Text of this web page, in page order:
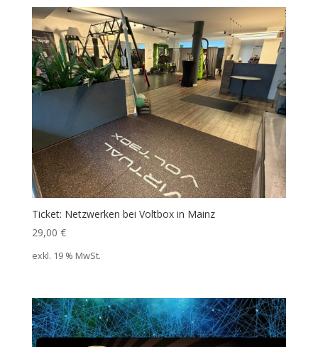
Ticket: Netzwerken bei Voltbox in Mainz
29,00 €
exkl. 19 % MwSt.